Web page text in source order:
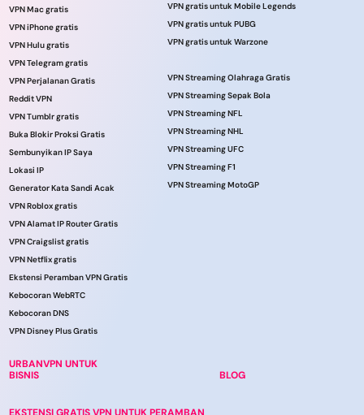
VPN Mac gratis
VPN iPhone gratis
VPN Hulu gratis
VPN Telegram gratis
VPN Perjalanan Gratis
Reddit VPN
VPN Tumblr gratis
Buka Blokir Proksi Gratis
Sembunyikan IP Saya
Lokasi IP
Generator Kata Sandi Acak
VPN Roblox gratis
VPN Alamat IP Router Gratis
VPN Craigslist gratis
VPN Netflix gratis
Ekstensi Peramban VPN Gratis
Kebocoran WebRTC
Kebocoran DNS
VPN Disney Plus Gratis
URBANVPN UNTUK
BISNIS
VPN gratis untuk Mobile Legends
VPN gratis untuk PUBG
VPN gratis untuk Warzone
VPN Streaming Olahraga Gratis
VPN Streaming Sepak Bola
VPN Streaming NFL
VPN Streaming NHL
VPN Streaming UFC
VPN Streaming F1
VPN Streaming MotoGP
BLOG